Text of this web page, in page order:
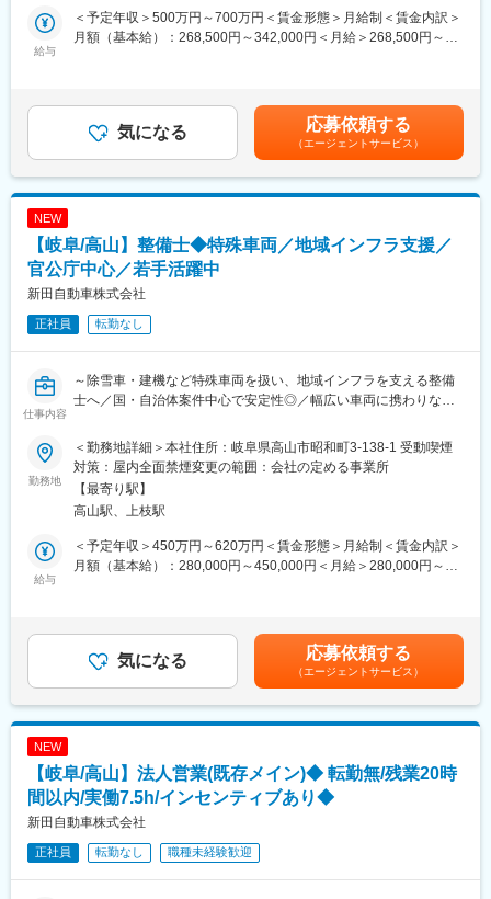
◆ご入社後の流れ：
ご入社時は製造オペレーターとしての業務を中心に行い、現場に
慣れていただきます。その後、生産技術(工程設計や設備保全な
なります。ご経験により3カ月～1年程度、製造業務にて学んだい
ただきます。その後お任せする生産技術のポジションは日勤のみ
です。
◆業務補足：
岐阜工場は、食品ボトルから自動車部品まで、様々な当社製品を
取り扱っています。その中で、生産技術として各担当を持ち、そ
の担当アイテムカテゴリーの工程設計や設備保全に携わります。
ップで顧客の期待に応えています。
マヨネーズやワサビチューブ、食品に使われるフィルム、医療用
れるプラスチック製品（エアコン用ダクトやトランクボードな
ど）などを製造しています。岐阜工場でも容器と自動車に使用さ
れる製品の製造を行っております。
◆企業魅力:
◇高い技術と開発精神：マヨネーズ容器で築き上げた多層成形技
術による食品容器、医療用ブローソフトバッグ、二重壁中空成形
◇海外拠点も展開するグローバル企業：国内拠点だけではなく海
外にも拠点を展開しています。20年ほど前からASEAN地域を中心
に展開しており、海外での同社の製品の展開も積極的に行ってお
◇関わる業界の広さ：自動車、食品、医療、工業部品など様々な
様からの引き合いも強く経営面も安定しております。
変更の範囲：無
給与
＜予定年収＞500万円～700万円＜賃金形態＞月給制＜賃金内訳＞
月額（基本給）：268,500円～342,000円＜月給＞268,500円～
考を通じて上下する可能性があります。月給(月額)は固定手当を含
めた表記です。
気になる 応募依頼する
（エージェントサービス）
NEW
【岐阜/高山】整備士◆特殊車両／地域インフラ支援／
官公庁中心／若手活躍中
新田自動車株式会社
正社員 転勤なし
仕事内容
～除雪車・建機など特殊車両を扱い、地域インフラを支える整備
士へ／国・自治体案件中心で安定性◎／幅広い車両に携わりなが
■業務内容：
除雪車・建設機械・トラックなど、地域インフラを支える車両の
整備業務をお任せします。
まずは整備業務を中心にご担当いただき、経験に応じて業務の幅
を広げていただきます。
■担当業務：
◇業務計画の立案を図ることにより具体的な売上構築の実践
◇取引先との整備などに関する連絡・打合せ
◇見積作成・工場設備の見直し
主に除雪車・建設機械・トラックなどを中心に整備を行います。
夏場は冬に備えた予防整備（細かな点検）が中心となり、冬場は
除雪車両の不具合対応などを担います。
地域の除雪業務を支える重要な役割です。
国道や自治体のインフラに関わる車両も多く、地域生活に欠かせ
勤務地
＜勤務地詳細＞本社住所：岐阜県高山市昭和町3-138-1 受動喫煙
対策：屋内全面禁煙変更の範囲：会社の定める事業所
【最寄り駅】
高山駅、上枝駅
給与
＜予定年収＞450万円～620万円＜賃金形態＞月給制＜賃金内訳＞
月額（基本給）：280,000円～450,000円＜月給＞280,000円～
可能性があります。月給(月額)は固定手当を含めた表記です。
気になる 応募依頼する
（エージェントサービス）
NEW
【岐阜/高山】法人営業(既存メイン)◆ 転勤無/残業20時
間以内/実働7.5h/インセンティブあり◆
新田自動車株式会社
正社員 転勤なし 職種未経験歓迎